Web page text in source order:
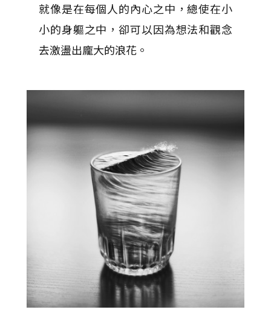
就像是在每個人的內心之中，總使在小
小的身軀之中，卻可以因為想法和觀念
去激盪出龐大的浪花。